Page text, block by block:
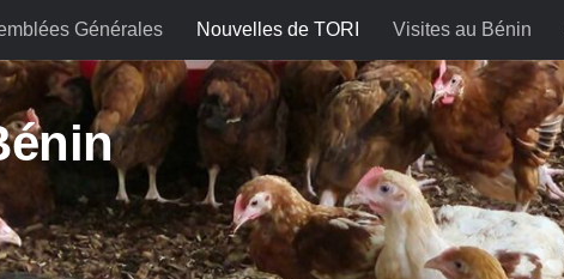
Générales Nouvelles de TORI Visites au Bénin